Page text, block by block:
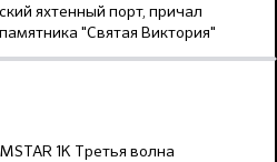
яхтенный порт, причал
"Святая Виктория"
1K Третья волна